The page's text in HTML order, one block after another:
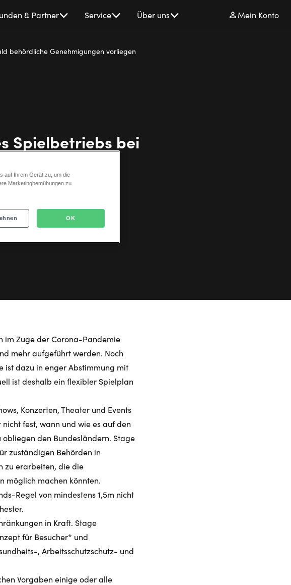
& Partner Service Über uns Mein Konto
behördliche Genehmigungen vorliegen
Spielbetriebs bei
im Zuge der Corona-Pandemie
mehr aufgeführt werden. Noch
ist dazu in enger Abstimmung mit
ist deshalb ein flexibler Spielplan
Konzerten, Theater und Events
fest, wann und wie es auf den
den Bundesländern. Stage
zuständigen Behörden in
zu erarbeiten, die die
möglich machen könnten.
Regel von mindestens 1,5m nicht
in Kraft. Stage
für Besucher* und
, Arbeitsschutzschutz- und
Vorgaben einige oder alle
auf Ihrem Gerät zu, um die
Marketingbemühungen zu
OK